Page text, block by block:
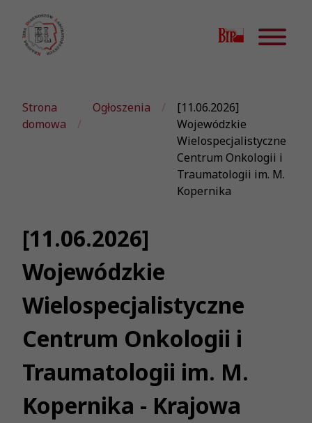
Strona
domowa
Ogłoszenia
[11.06.2026]
Wojewódzkie
Wielospecjalistyczne
Centrum Onkologii i
Traumatologii im. M.
Kopernika
[11.06.2026]
Wojewódzkie
Wielospecjalistyczne
Centrum Onkologii i
Traumatologii im. M.
Kopernika - Krajowa